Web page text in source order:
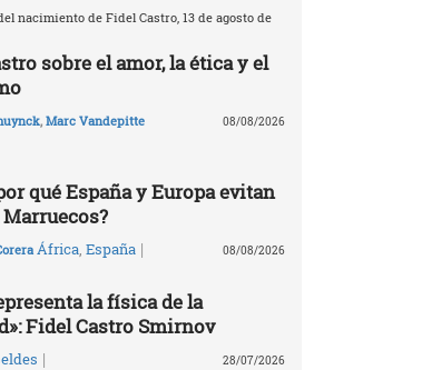
nacimiento de Fidel Castro, 13 de agosto de
sobre el amor, la ética y el
, Marc Vandepitte 08/08/2026
qué España y Europa evitan
África España | 08/08/2026
la física de la
Fidel Castro Smirnov
| 28/07/2026